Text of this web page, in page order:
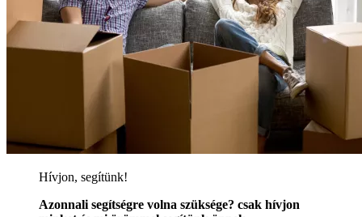
Hívjon, segítünk!
Azonnali segítségre volna szüksége? csak hívjon